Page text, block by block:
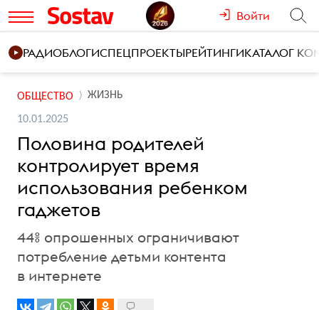
Войти
РАДИОБЛОГИСПЕЦПРОЕКТЫРЕЙТИНГИКАТАЛОГ
ОБЩЕСТВО ЖИЗНЬ
10.01.2025
Половина родителей
контролирует время
использования ребенком
гаджетов
44% опрошенных ограничивают
потребление детьми контента
в интернете